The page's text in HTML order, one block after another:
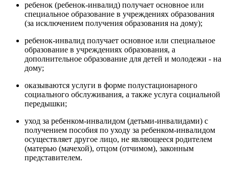
ребенок (ребенок-инвалид) получает основное или
специальное образование в учреждениях образования
(за исключением получения образования на дому);
ребенок-инвалид получает основное или специальное
образование в учреждениях образования, а
дополнительное образование для детей и молодежи - на
дому;
оказываются услуги в форме полустационарного
социального обслуживания, а также услуга социальной
передышки;
уход за ребенком-инвалидом (детьми-инвалидами) с
получением пособия по уходу за ребенком-инвалидом
осуществляет другое лицо, не являющееся родителем
(матерью (мачехой), отцом (отчимом), законным
представителем.